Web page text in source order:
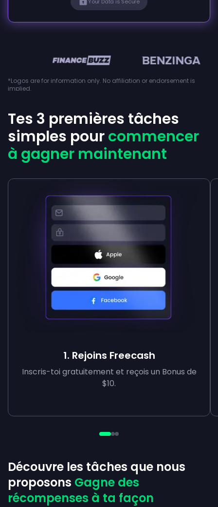
*Logos are for information only. No affiliation or endorsement is
implied.
Tes 3 premières tâches
simples pourcommencer
à gagner maintenant
1. Rejoins Freecash
Inscris-toi gratuitement et reçois un Bonus de
$10.
Découvre les tâches que nous
proposons Gagne des
récompenses à ta façon